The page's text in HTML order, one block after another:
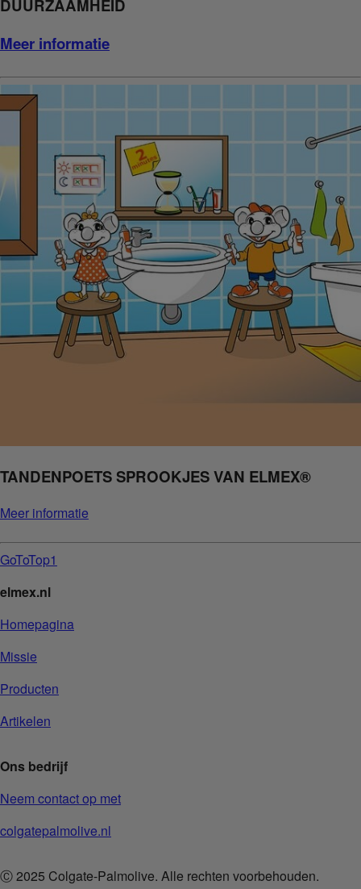
DUURZAAMHEID
Meer informatie
TANDENPOETS SPROOKJES VAN ELMEX®
Meer informatie
GoToTop1
elmex.nl
Homepagina
Missie
Producten
Artikelen
Ons bedrijf
Neem contact op met
colgatepalmolive.nl
Ⓒ 2025 Colgate-Palmolive. Alle rechten voorbehouden.